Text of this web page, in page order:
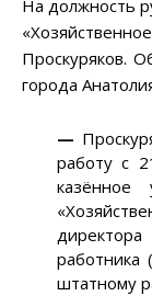
На должность
Проскуряков.
города
—
работу с
казённое
работника
штатному